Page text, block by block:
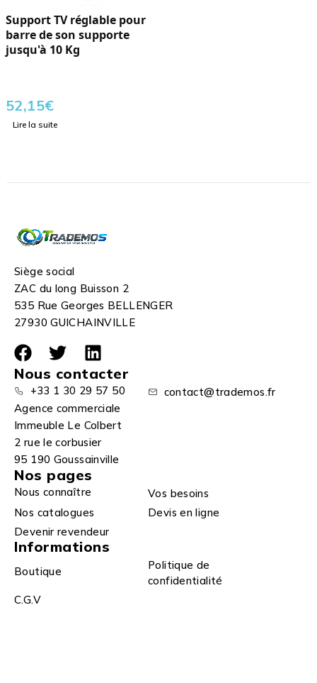
Support TV réglable pour
barre de son supporte
jusqu'à 10 Kg
52,15€
Lire la suite
Siège social
ZAC du long Buisson 2
535 Rue Georges BELLENGER
27930 GUICHAINVILLE
Nous contacter
+33 1 30 29 57 50
contact@trademos.fr
Agence commerciale
Immeuble Le Colbert
2 rue le corbusier
95 190 Goussainville
Nos pages
Nous connaître
Vos besoins
Nos catalogues
Devis en ligne
Devenir revendeur
Informations
Boutique
Politique de
confidentialité
C.G.V